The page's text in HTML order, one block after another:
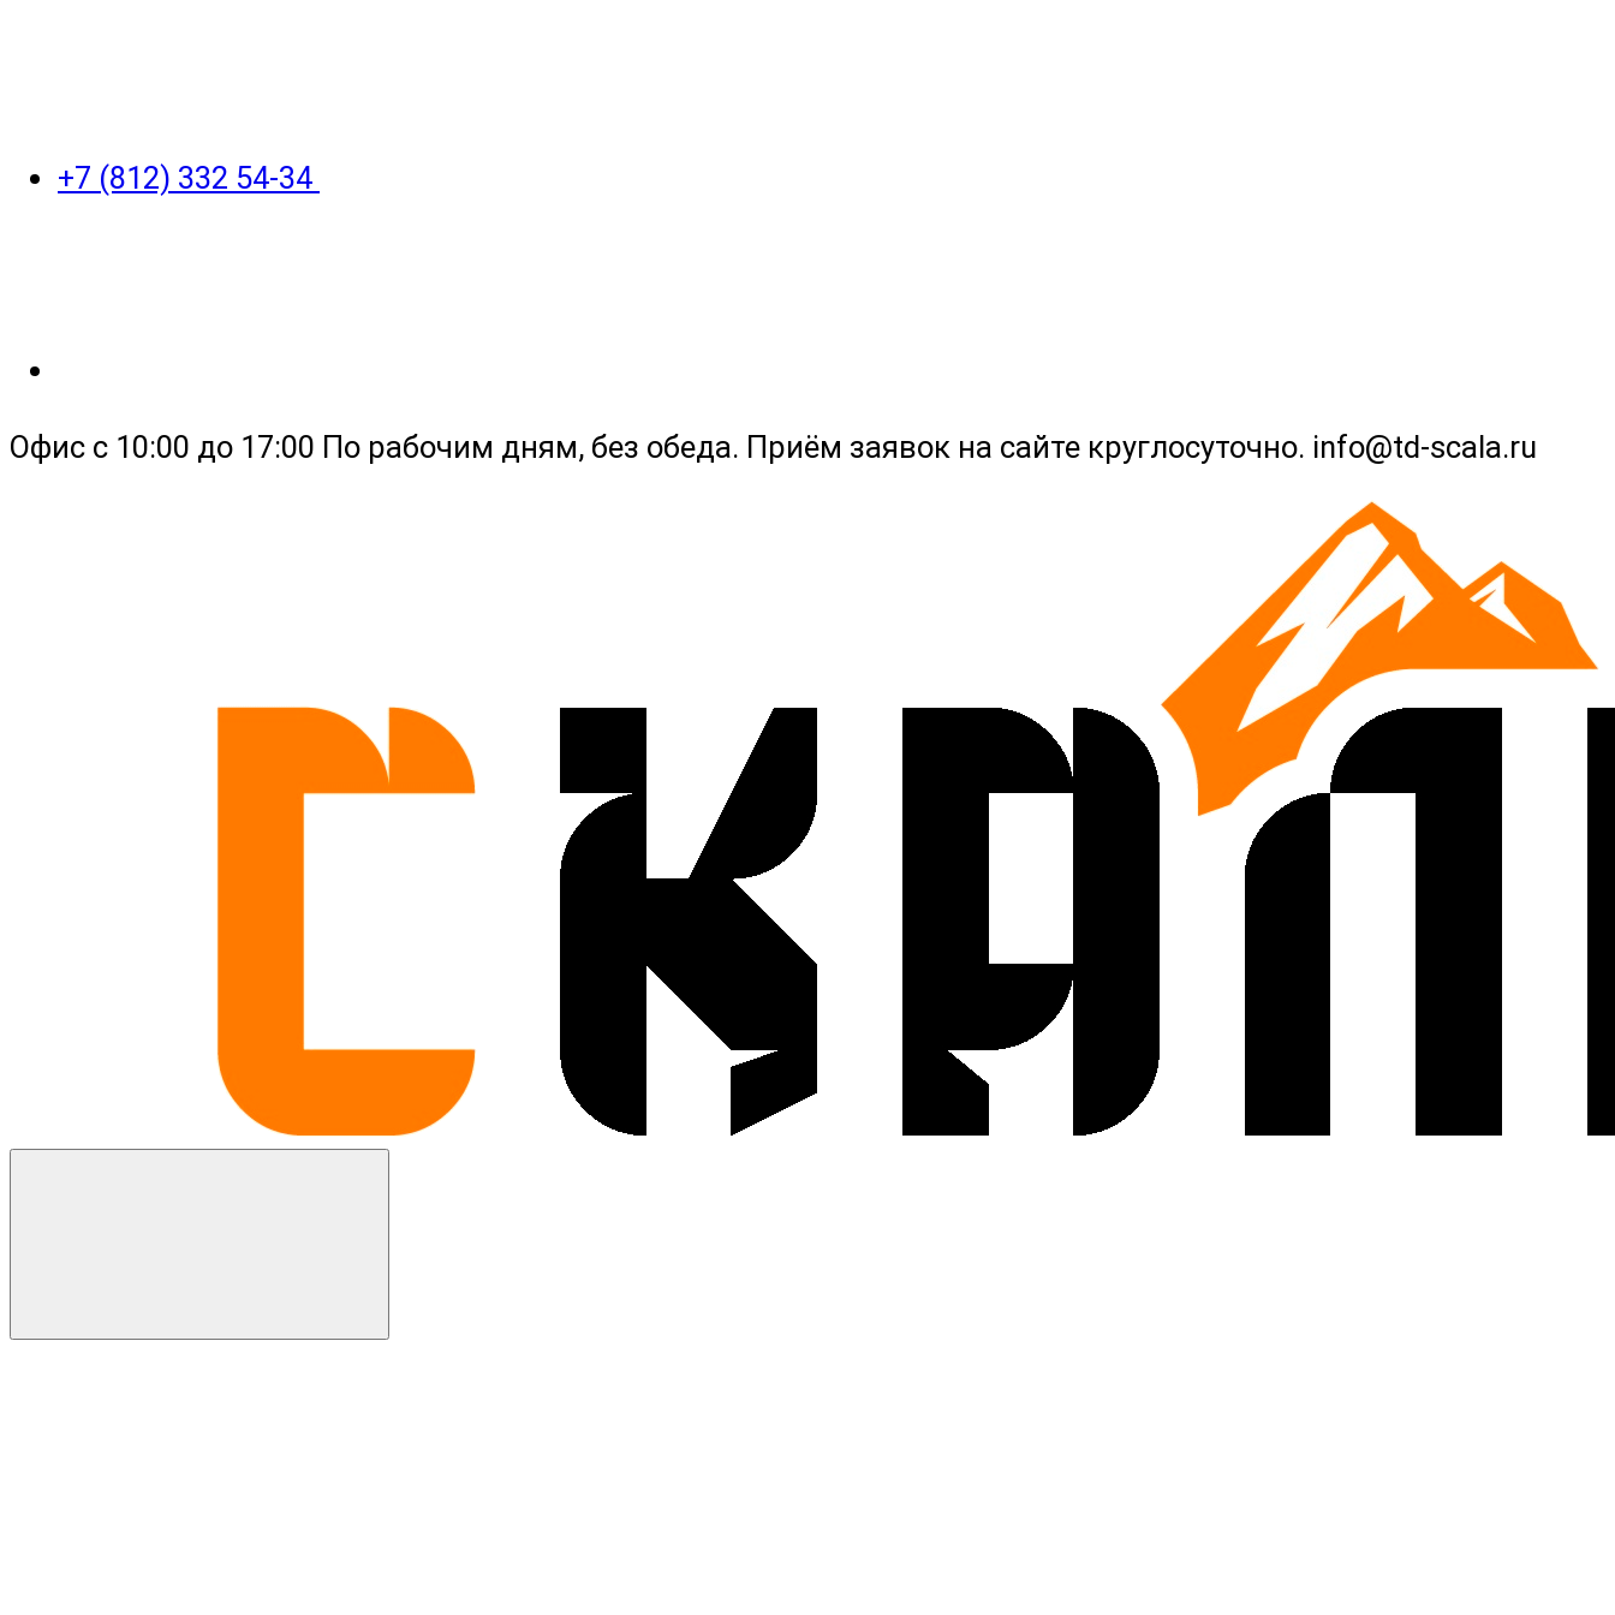
+7 (812) 332 54-34
Офис с 10:00 до 17:00 По рабочим дням, без обеда. Приём заявок на сайте круглосуточно. info@td-scala.ru